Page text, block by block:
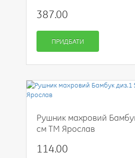
387.00
ПРИДБАТИ
Рушник махровий
см ТМ Ярослав
114.00